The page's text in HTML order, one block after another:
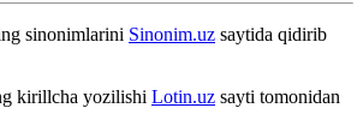
sinonimlarini Sinonim.uz saytida qidirib
kirillcha yozilishi Lotin.uz sayti tomonidan